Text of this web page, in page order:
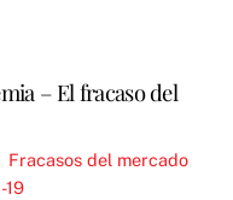
– El fracaso del
Fracasos del mercado
19